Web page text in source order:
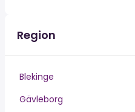
Region
Blekinge
Gävleborg